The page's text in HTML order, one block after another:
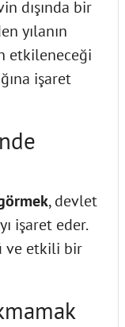
dışında bir
yılanın
etkileneceği
işaret
, devlet
işaret eder.
ve etkili bir